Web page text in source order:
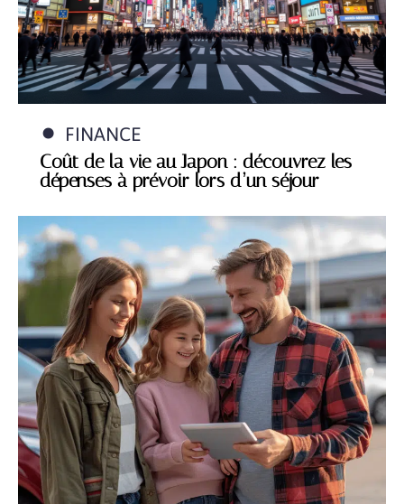
FINANCE
Coût de la vie au Japon : découvrez les
dépenses à prévoir lors d’un séjour